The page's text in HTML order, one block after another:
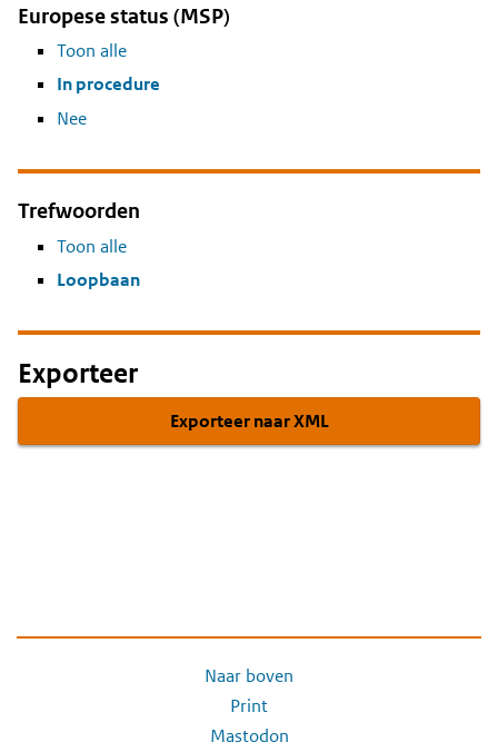
Europese status (MSP)
Toon alle
In procedure
Nee
Trefwoorden
Toon alle
Loopbaan
Exporteer
Exporteer naar XML
Naar boven
Print
Mastodon